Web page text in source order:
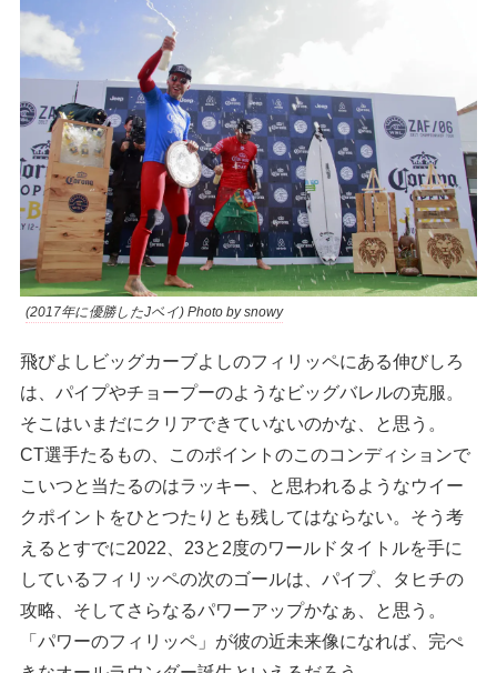
(2017年に優勝したJベイ) Photo by snowy
飛びよしビッグカーブよしのフィリッペにある伸びしろ
は、パイプやチョープーのようなビッグバレルの克服。
そこはいまだにクリアできていないのかな、と思う。
CT選手たるもの、このポイントのこのコンディションで
こいつと当たるのはラッキー、と思われるようなウイー
クポイントをひとつたりとも残してはならない。そう考
えるとすでに2022、23と2度のワールドタイトルを手に
しているフィリッペの次のゴールは、パイプ、タヒチの
攻略、そしてさらなるパワーアップかなぁ、と思う。
「パワーのフィリッペ」が彼の近未来像になれば、完ぺ